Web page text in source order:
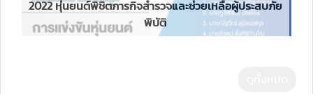
2022 หุ่นยนต์พิชิตภารกิจสำรวจและช่วยเหลือผู้ประสบภัย
พิบัติ